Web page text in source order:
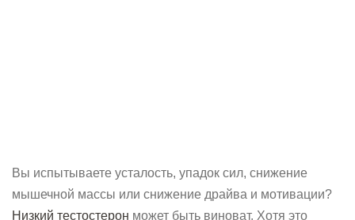
Вы испытываете усталость, упадок сил, снижение
мышечной массы или снижение драйва и мотивации?
Низкий тестостерон может быть виноват. Хотя это